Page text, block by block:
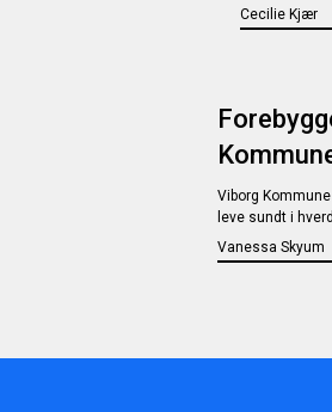
Cecilie Kjær
Viborg
leve sundt i
Vanessa Skyum